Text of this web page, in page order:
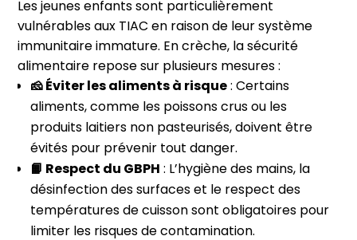
Les jeunes enfants sont particulièrement
vulnérables aux TIAC en raison de leur système
immunitaire immature. En crèche, la sécurité
alimentaire repose sur plusieurs mesures :
🧀 Éviter les aliments à risque: Certains
aliments, comme les poissons crus ou les
produits laitiers non pasteurisés, doivent être
évités pour prévenir tout danger.
📙 Respect du GBPH : L’hygiène des mains, la
désinfection des surfaces et le respect des
températures de cuisson sont obligatoires pour
limiter les risques de contamination.